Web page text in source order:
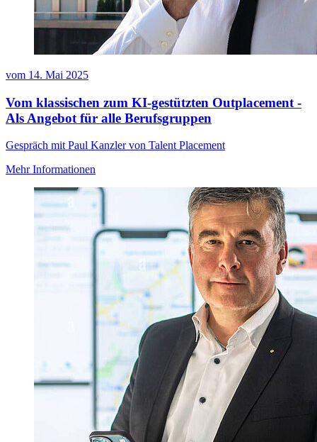
vom 14. Mai 2025
Vom klassischen zum KI-gestützten Outplacement -
Als Angebot für alle Berufsgruppen
Gespräch mit Paul Kanzler von Talent Placement
Mehr Informationen